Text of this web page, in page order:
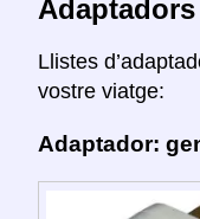
Adaptadors
Llistes
vostre viatge:
Adaptador: